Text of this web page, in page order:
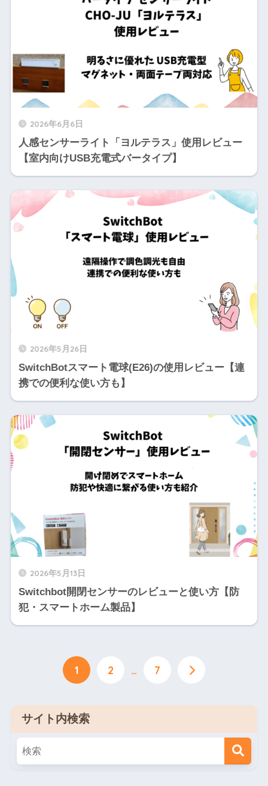
2026年6月6日
人感センサーライト「ヨルテラス」使用レビュー
【室内向けUSB充電式バータイプ】
2026年5月26日
SwitchBotスマート電球(E26)の使用レビュー【連
携での便利な使い方も】
2026年5月13日
Switchbot開閉センサーのレビューと使い方【防
犯・スマートホーム製品】
1 2 … 7
サイト内検索